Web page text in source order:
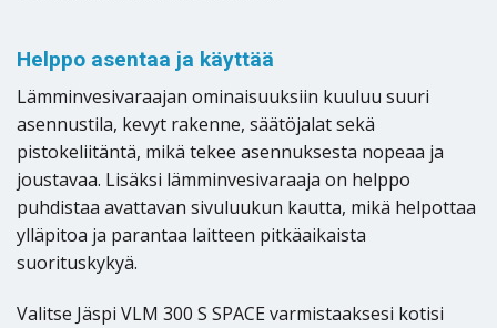
Helppo asentaa ja käyttää
Lämminvesivaraajan ominaisuuksiin kuuluu suuri
asennustila, kevyt rakenne, säätöjalat sekä
pistokeliitäntä, mikä tekee asennuksesta nopeaa ja
joustavaa. Lisäksi lämminvesivaraaja on helppo
puhdistaa avattavan sivuluukun kautta, mikä helpottaa
ylläpitoa ja parantaa laitteen pitkäaikaista
suorituskykyä.
Valitse Jäspi VLM 300 S SPACE varmistaaksesi kotisi